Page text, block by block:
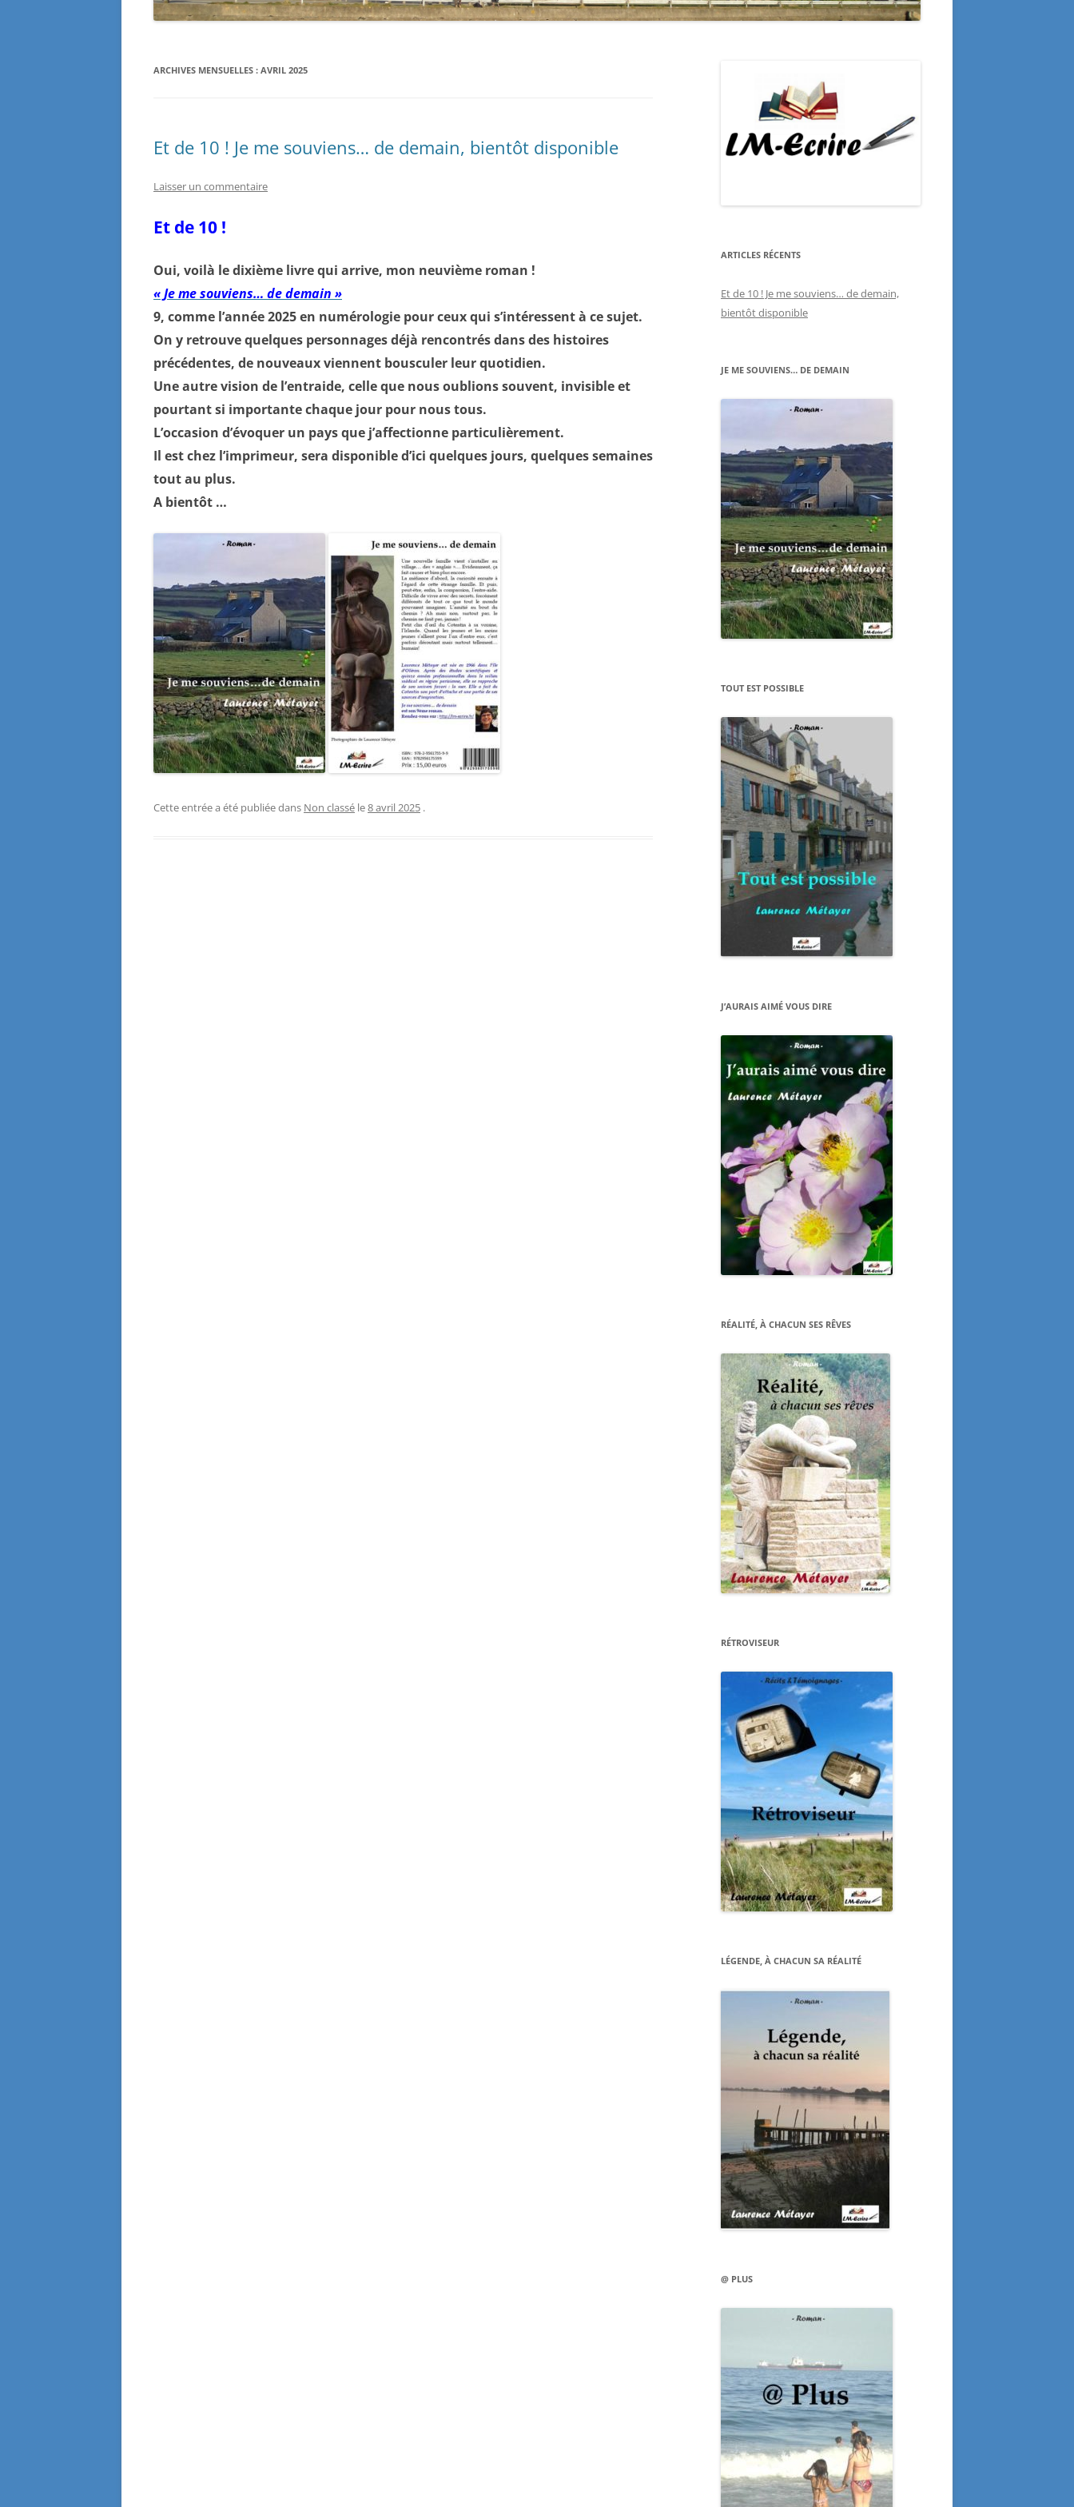
RÉALITÉ, À CHACUN SES RÊVES
ARCHIVES MENSUELLES : AVRIL 2025
Et de 10 ! Je me souviens… de demain, bientôt disponible
Laisser un commentaire
Et de 10 !
Oui, voilà le dixième livre qui arrive, mon neuvième roman !
« Je me souviens… de demain »
9, comme l’année 2025 en numérologie pour ceux qui s’intéressent à ce sujet.
On y retrouve quelques personnages déjà rencontrés dans des histoires
précédentes, de nouveaux viennent bousculer leur quotidien.
Une autre vision de l’entraide, celle que nous oublions souvent, invisible et
pourtant si importante chaque jour pour nous tous.
L’occasion d’évoquer un pays que j’affectionne particulièrement.
Il est chez l’imprimeur, sera disponible d’ici quelques jours, quelques semaines
tout au plus.
A bientôt …
Cette entrée a été publiée dans Non classé le8 avril 2025 .
ARTICLES RÉCENTS
Et de 10 ! Je me souviens… de demain,
bientôt disponible
JE ME SOUVIENS… DE DEMAIN
TOUT EST POSSIBLE
J’AURAIS AIMÉ VOUS DIRE
RÉALITÉ, À CHACUN SES RÊVES
RÉTROVISEUR
LÉGENDE, À CHACUN SA RÉALITÉ
@ PLUS